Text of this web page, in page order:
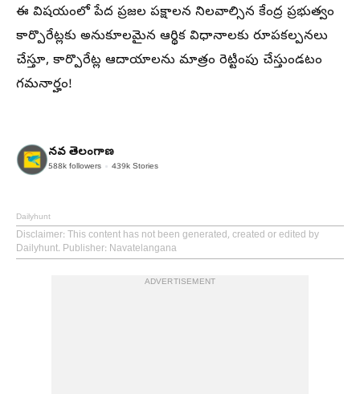
ఈ విషయంలో పేద ప్రజల పక్ష‍ాలన నిలవాల్సిన కేంద్ర ప్రభుత్వం
కార్పొరేట్లకు అనుకూలమైన ఆర్థిక విధానాలకు రూపకల్పనలు
చేస్తూ, కార్పొరేట్ల ఆదాయాలను మాత్రం రెట్టింపు చేస్తుండటం
గమనార్హం!
నవ తెలంగాణ
588k followers 439k Stories
Dailyhunt
Disclaimer: This content has not been generated, created or edited by
Dailyhunt. Publisher: Navatelangana
ADVERTISEMENT